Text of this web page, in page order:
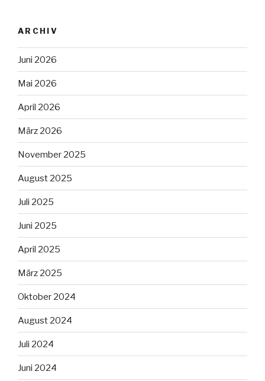
ARCHIV
Juni 2026
Mai 2026
April 2026
März 2026
November 2025
August 2025
Juli 2025
Juni 2025
April 2025
März 2025
Oktober 2024
August 2024
Juli 2024
Juni 2024